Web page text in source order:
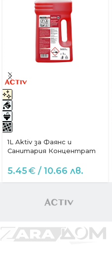
1L Aktiv за Фаянс и
Санитария Концентрат
5.45€ / 10.66 лв.